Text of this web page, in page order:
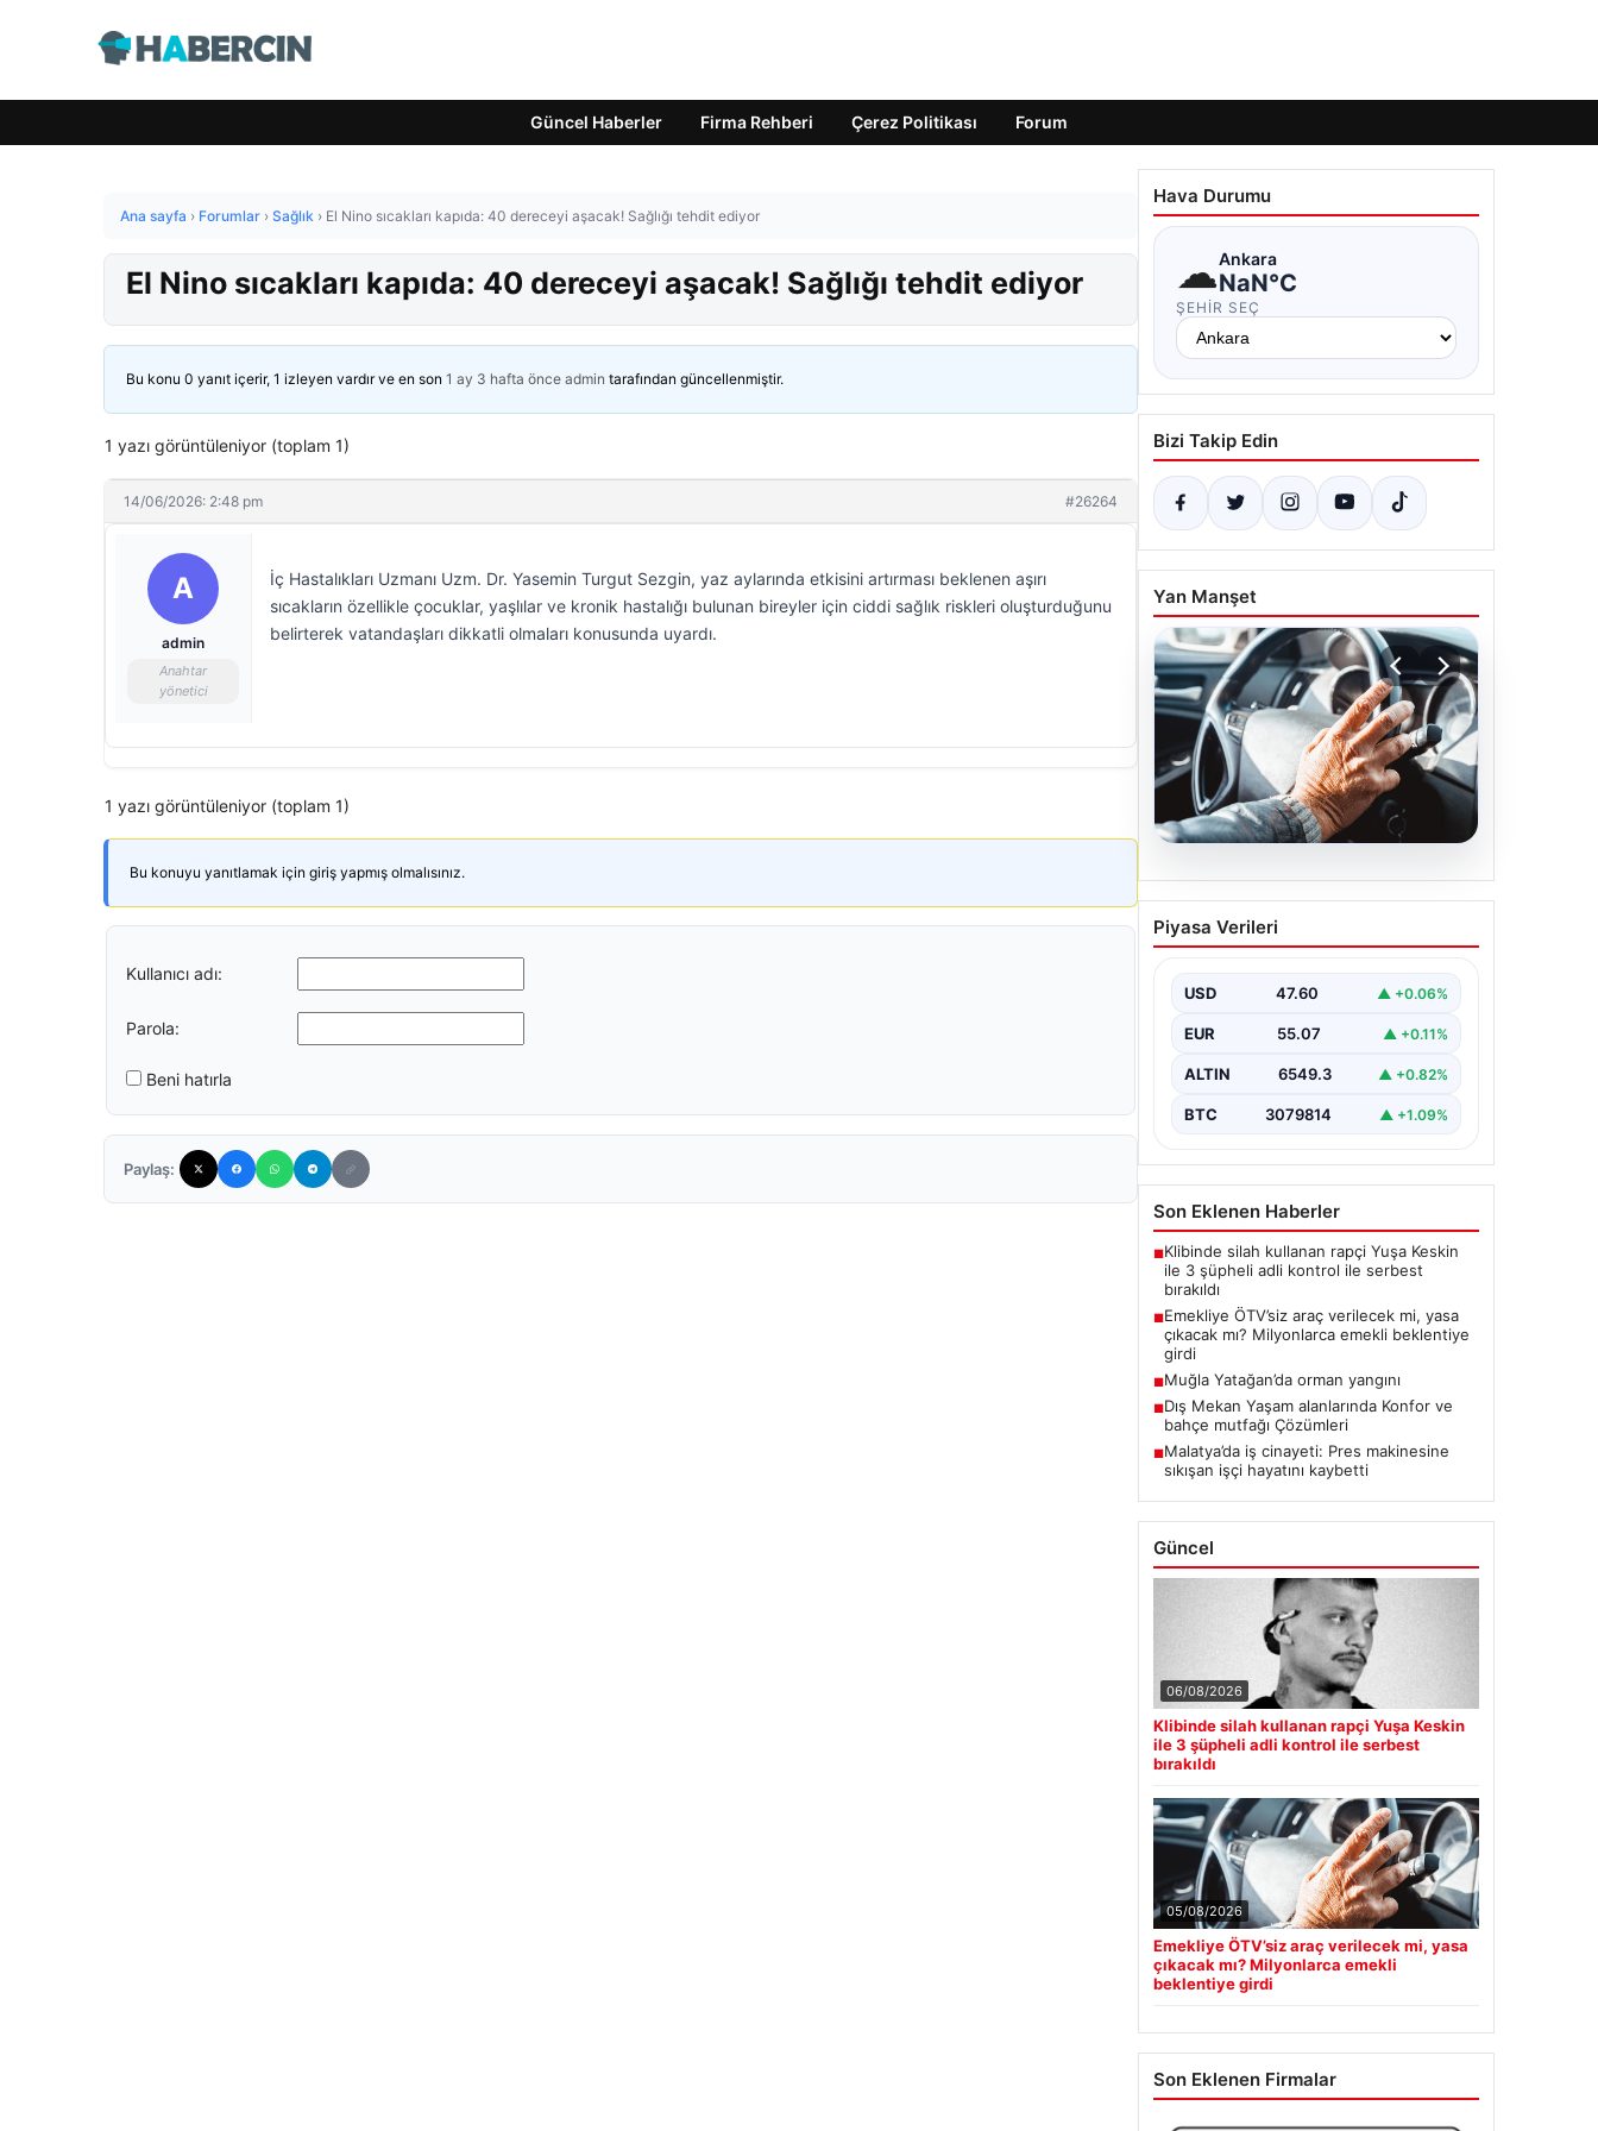
Güncel Haberler Firma Rehberi Çerez Politikası Forum
Ana sayfa › Forumlar › Sağlık › El Nino sıcakları kapıda: 40 dereceyi aşacak! Sağlığı tehdit ediyor
El Nino sıcakları kapıda: 40 dereceyi aşacak! Sağlığı tehdit ediyor
Bu konu 0 yanıt içerir, 1 izleyen vardır ve en son 1 ay 3 hafta önce admin tarafından güncellenmiştir.
1 yazı görüntüleniyor (toplam 1)
14/06/2026: 2:48 pm #26264
A
admin
Anahtar
yönetici
İç Hastalıkları Uzmanı Uzm. Dr. Yasemin Turgut Sezgin, yaz aylarında etkisini artırması beklenen aşırı
sıcakların özellikle çocuklar, yaşlılar ve kronik hastalığı bulunan bireyler için ciddi sağlık riskleri oluşturduğunu
belirterek vatandaşları dikkatli olmaları konusunda uyardı.
1 yazı görüntüleniyor (toplam 1)
Bu konuyu yanıtlamak için giriş yapmış olmalısınız.
Kullanıcı adı:
Parola:
Beni hatırla
Paylaş:
Hava Durumu
☁Ankara
NaN°C
ŞEHIR SEÇ
Bizi Takip Edin
Yan Manşet
05.08.2026
Emekliye ÖTV’siz araç
verilecek mi, yasa çıkacak
beklentiye girdi
Piyasa Verileri
USD 47.60 ▲ +0.06%
EUR 55.07 ▲ +0.11%
ALTIN 6549.3 ▲ +0.82%
BTC 3079814 ▲ +1.09%
Son Eklenen Haberler
■Klibinde silah kullanan rapçi Yuşa Keskin
ile 3 şüpheli adli kontrol ile serbest
bırakıldı
■Emekliye ÖTV’siz araç verilecek mi, yasa
çıkacak mı? Milyonlarca emekli beklentiye
girdi
■Muğla Yatağan’da orman yangını
■Dış Mekan Yaşam alanlarında Konfor ve
bahçe mutfağı Çözümleri
■Malatya’da iş cinayeti: Pres makinesine
sıkışan işçi hayatını kaybetti
Güncel
06/08/2026
Klibinde silah kullanan rapçi Yuşa Keskin
ile 3 şüpheli adli kontrol ile serbest
bırakıldı
05/08/2026
Emekliye ÖTV’siz araç verilecek mi, yasa
çıkacak mı? Milyonlarca emekli
beklentiye girdi
Son Eklenen Firmalar